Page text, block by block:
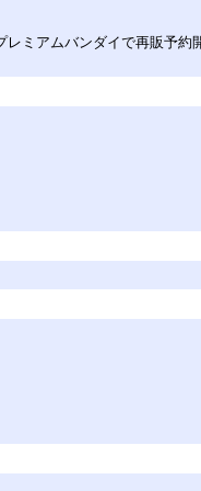
レミアムバンダイで再販予約